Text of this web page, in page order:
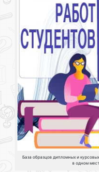
База образцов дипломных и
в одном